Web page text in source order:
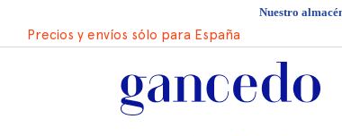
Nuestro
Precios y envíos sólo para España